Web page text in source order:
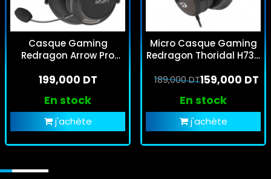
Casque Gaming
Redragon Arrow Pro
199,000 DT
En stock
j'achète
Micro Casque Gaming
Redragon Thoridal H730
159,000 DT
189,000 DT
En stock
j'achète